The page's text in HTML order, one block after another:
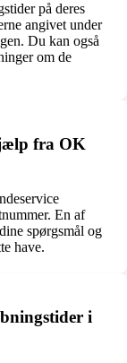
på deres
angivet under
Du kan også
om de
fra OK
En af
spørgsmål og
have.
i